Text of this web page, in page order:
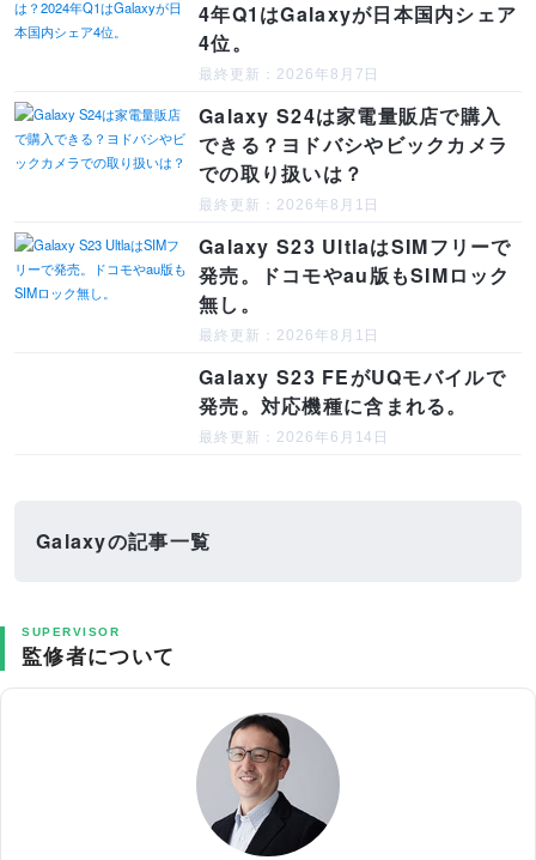
4年Q1はGalaxyが日本国内シェア
4位。
最終更新：2026年8月7日
Galaxy S24は家電量販店で購入
できる？ヨドバシやビックカメラ
での取り扱いは？
最終更新：2026年8月1日
Galaxy S23 UltlaはSIMフリーで
発売。ドコモやau版もSIMロック
無し。
最終更新：2026年8月1日
Galaxy S23 FEがUQモバイルで
発売。対応機種に含まれる。
最終更新：2026年6月14日
Galaxyの記事一覧
SUPERVISOR
監修者について